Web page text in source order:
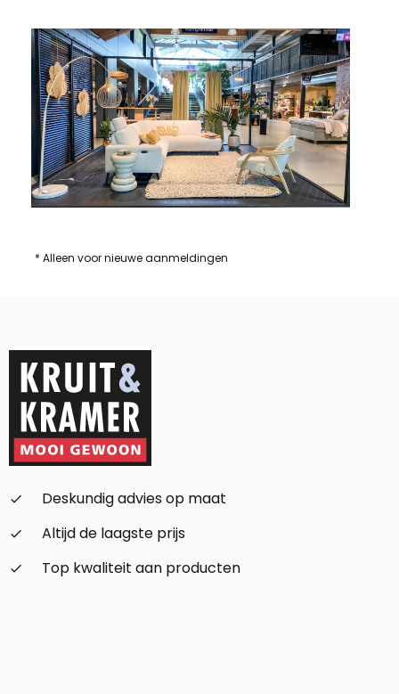
* Alleen voor nieuwe aanmeldingen
check_small
Deskundig advies op maat
check_small
Altijd de laagste prijs
check_small
Top kwaliteit aan producten